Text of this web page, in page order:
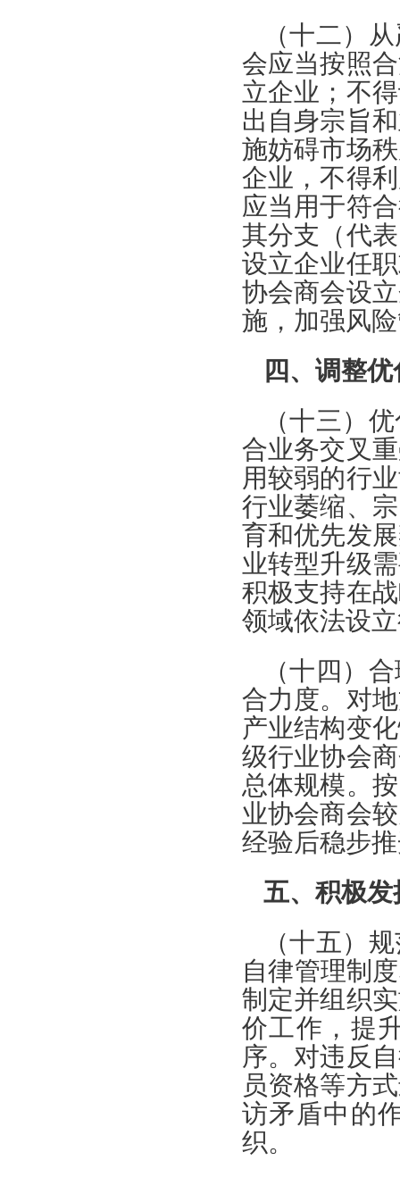
（十二）
会应当按照
立企业；不
出自身宗旨
施妨碍市场
企业，不得
应当用于符
其分支（代
设立企业任
协会商会设
施，加强风
四、调整
（十三）
合业务交叉
用较弱的行
行业萎缩、
育和优先发
业转型升级
积极支持在
领域依法设
（十四）
合力度。对
产业结构变
级行业协会
总体规模。
业协会商会
经验后稳步
五、积极
（十五）
自律管理制
制定并组织
价工作，提
序。对违反
员资格等方
访矛盾中的
织。